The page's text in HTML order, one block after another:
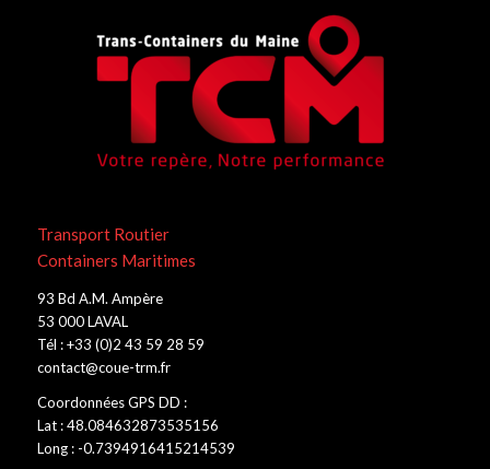
Transport Routier
Containers Maritimes
93 Bd A.M. Ampère
53 000 LAVAL
Tél : +33 (0)2 43 59 28 59
contact@coue-trm.fr
Coordonnées GPS DD :
Lat : 48.084632873535156
Long : -0.7394916415214539